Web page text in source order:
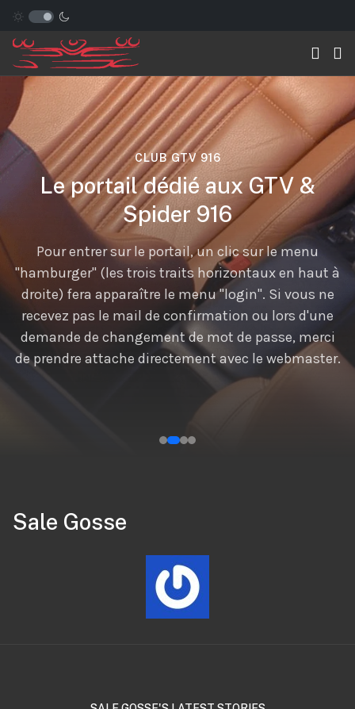
CLUB GTV 916
Le portail dédié aux GTV &
Spider 916
Le portail dans son intégralité est en cours de
migration. Si vous rencontrez un soucis ou un bug,
parlez en au webmaster. Les publications sont en
cours de vérification.
Sale Gosse